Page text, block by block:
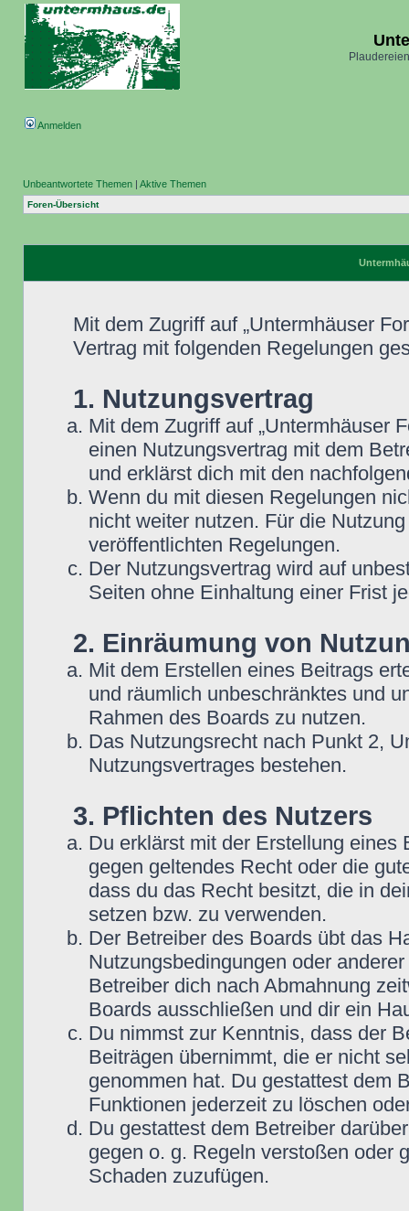
Anmelden
Unbeantwortete Themen | Aktive Themen
Foren-Übersicht
Mit dem Zugriff auf „Untermhäuser
Vertrag mit folgenden Regelungen
1. Nutzungsvertrag
Mit dem Zugriff auf „Untermhäuser
einen Nutzungsvertrag mit dem
und erklärst dich mit den
Wenn du mit diesen Regelungen
nicht weiter nutzen. Für die
veröffentlichten Regelungen.
Der Nutzungsvertrag wird auf
Seiten ohne Einhaltung einer Frist
2. Einräumung von
Mit dem Erstellen eines Beitrags
und räumlich unbeschränktes und
Rahmen des Boards zu nutzen.
Das Nutzungsrecht nach Punkt 2,
Nutzungsvertrages bestehen.
3. Pflichten des Nutzers
Du erklärst mit der Erstellung eines
gegen geltendes Recht oder die
dass du das Recht besitzt, die in
setzen bzw. zu verwenden.
Der Betreiber des Boards übt das
Nutzungsbedingungen oder
Betreiber dich nach Abmahnung
Boards ausschließen und dir ein
Du nimmst zur Kenntnis, dass der
Beiträgen übernimmt, die er nicht
genommen hat. Du gestattest dem
Funktionen jederzeit zu löschen
Du gestattest dem Betreiber
gegen o. g. Regeln verstoßen oder
Schaden zuzufügen.